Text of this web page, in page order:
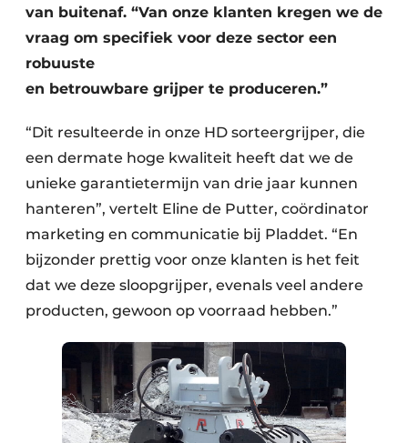
Sloop & Recycling
Bouwtransport
van buitenaf. “Van onze klanten kregen we de
vraag om specifiek voor deze sector een
robuuste
en betrouwbare grijper te produceren.”
“Dit resulteerde in onze HD sorteergrijper, die
een dermate hoge kwaliteit heeft dat we de
unieke garantietermijn van drie jaar kunnen
hanteren”, vertelt Eline de Putter, coördinator
marketing en communicatie bij Pladdet. “En
bijzonder prettig voor onze klanten is het feit
dat we deze sloopgrijper, evenals veel andere
producten, gewoon op voorraad hebben.”